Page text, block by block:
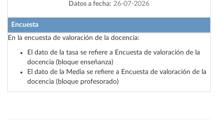
Datos a fecha: 26-07-2026
Encuesta
En la encuesta de valoración de la docencia:
El dato de la tasa se refiere a Encuesta de valoración de la
docencia (bloque enseñanza)
El dato de la Media se refiere a Encuesta de valoración de la
docencia (bloque profesorado)